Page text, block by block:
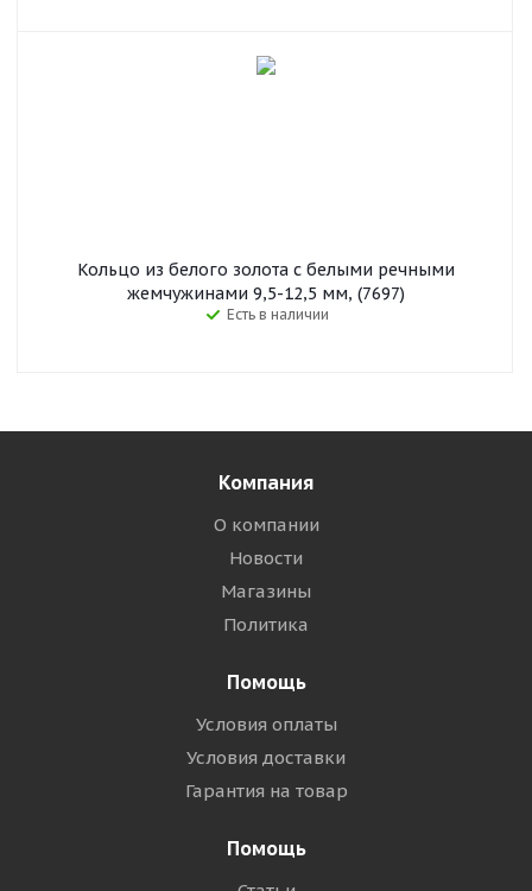
Кольцо из белого золота с белыми речными
жемчужинами 9,5-12,5 мм, (7697)
Есть в наличии
Компания
О компании
Новости
Магазины
Политика
Помощь
Условия оплаты
Условия доставки
Гарантия на товар
Помощь